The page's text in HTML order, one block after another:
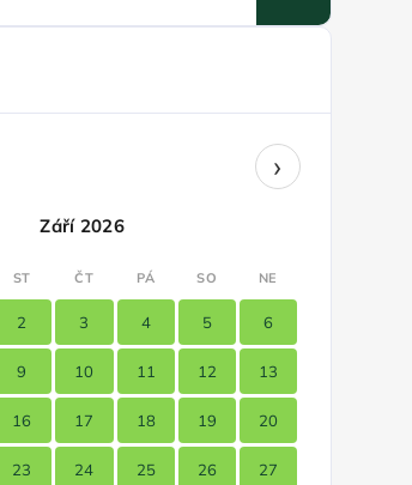
›
Září 2026
ST ČT PÁ SO NE
2 3 4 5 6
9 10 11 12 13
16 17 18 19 20
23 24 25 26 27